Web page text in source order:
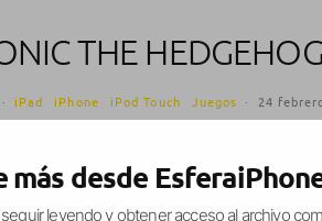
THE
· iPad iPhone iPod Touch Juegos · 24
más desde
leyendo y obtener acceso al archivo